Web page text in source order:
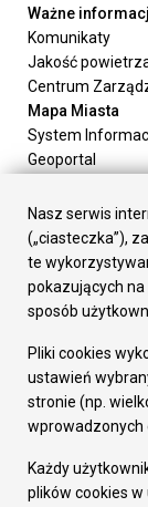
Ważne
Komunikaty
Jakość
Centrum
Mapa Miasta
System
Geoportal
Załatw sprawę
Prezydent
Rada Miasta
Wydziały
Elektroniczna
Gospodarka
Fundusze
Środki krajowe
Oferty
Pozostałe
Deklaracja
Nasz serwis
(„ciasteczka”),
te
pokazujących
sposób
Pliki cookies
ustawień
stronie (np.
wprowadzonych
Każdy
plików cookies